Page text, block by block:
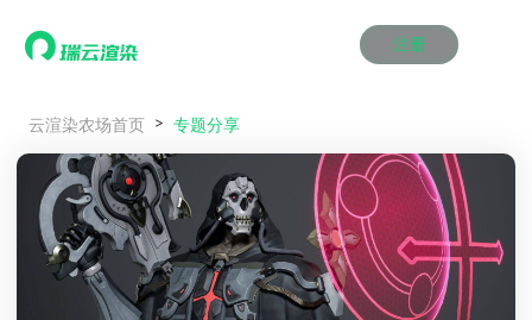
注册
产品服务
效果图渲染
云制作
云渲染管理系统
瑞兔百宝箱
AI视频插帧
效果图渲染
云制作
云渲染管理系统
瑞兔百宝箱
AI视频插帧
效果图渲染
云制作
云渲染管理系统
瑞兔百宝箱
AI视频插帧
效果图渲染
云制作
云渲染管理系统
瑞兔百宝箱
AI视频插帧
效果图渲染
云制作
云渲染管理系统
瑞兔百宝箱
AI视频插帧
效果图渲染
云制作
云渲染管理系统
瑞兔百宝箱
AI视频插帧
解决方案
Maya云渲染方案
3ds Max云渲染方案
Cinema 4D云渲染方案
Blender 云渲染方案
Maya云渲染方案
3ds Max云渲染方案
Cinema 4D云渲染方案
Blender 云渲染方案
Maya云渲染方案
3ds Max云渲染方案
Cinema 4D云渲染方案
Blender 云渲染方案
Maya云渲染方案
3ds Max云渲染方案
Cinema 4D云渲染方案
Blender 云渲染方案
Maya云渲染方案
3ds Max云渲染方案
Cinema 4D云渲染方案
Blender 云渲染方案
Maya云渲染方案
3ds Max云渲染方案
Cinema 4D云渲染方案
Blender 云渲染方案
价格
动画价格
效果图价格
动画价格
效果图价格
动画价格
效果图价格
动画价格
效果图价格
动画价格
效果图价格
动画价格
效果图价格
云渲染农场首页 专题分享